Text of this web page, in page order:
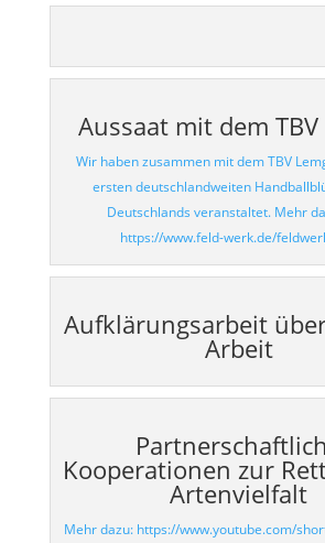
Aussaat mit dem TBV
Wir haben zusammen mit dem TBV
ersten deutschlandweiten
Deutschlands veranstaltet. Mehr
https://www.feld-werk.de/
Aufklärungsarbeit
Arbeit
Kooperationen zur
Artenvielfalt
Mehr dazu: https://www.youtube.com/